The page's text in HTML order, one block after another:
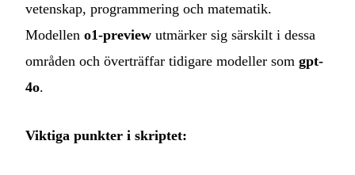
vetenskap, programmering och matematik.
Modellen o1-preview utmärker sig särskilt i dessa
områden och överträffar tidigare modeller som gpt-
4o.
Viktiga punkter i skriptet: